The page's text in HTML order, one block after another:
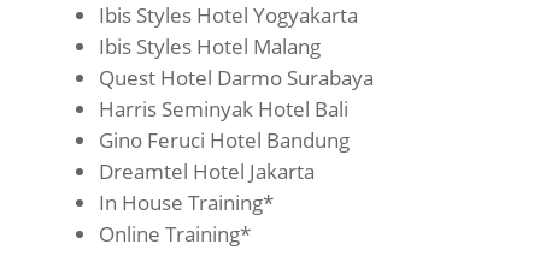
Ibis Styles Hotel Yogyakarta
Ibis Styles Hotel Malang
Quest Hotel Darmo Surabaya
Harris Seminyak Hotel Bali
Gino Feruci Hotel Bandung
Dreamtel Hotel Jakarta
In House Training*
Online Training*